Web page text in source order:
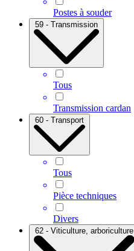
Postes à souder
59 - Transmission
Tous
Transmission cardan
60 - Transport
Tous
Pièce techniques
Divers
62 - Viticulture, arboriculture